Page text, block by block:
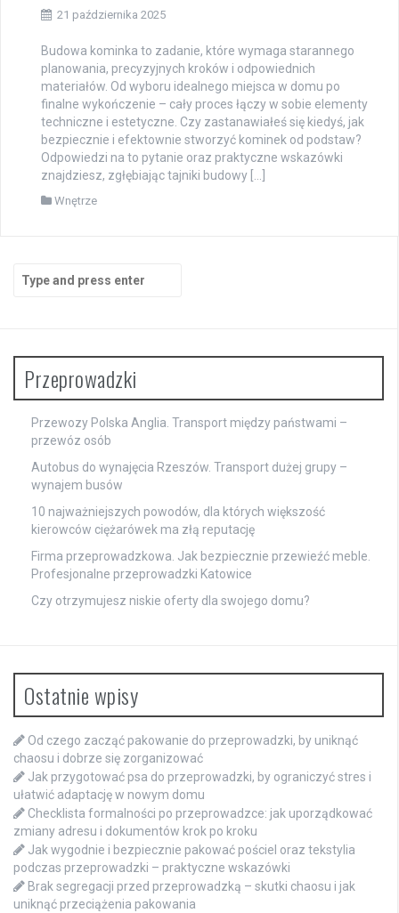
21 października 2025
Budowa kominka to zadanie, które wymaga starannego
planowania, precyzyjnych kroków i odpowiednich
materiałów. Od wyboru idealnego miejsca w domu po
finalne wykończenie – cały proces łączy w sobie elementy
techniczne i estetyczne. Czy zastanawiałeś się kiedyś, jak
bezpiecznie i efektownie stworzyć kominek od podstaw?
Odpowiedzi na to pytanie oraz praktyczne wskazówki
znajdziesz, zgłębiając tajniki budowy […]
Wnętrze
for:
Przeprowadzki
Przewozy Polska Anglia. Transport między państwami –
przewóz osób
Autobus do wynajęcia Rzeszów. Transport dużej grupy –
wynajem busów
10 najważniejszych powodów, dla których większość
kierowców ciężarówek ma złą reputację
Firma przeprowadzkowa. Jak bezpiecznie przewieźć meble.
Profesjonalne przeprowadzki Katowice
Czy otrzymujesz niskie oferty dla swojego domu?
Ostatnie wpisy
Od czego zacząć pakowanie do przeprowadzki, by uniknąć
chaosu i dobrze się zorganizować
Jak przygotować psa do przeprowadzki, by ograniczyć stres i
ułatwić adaptację w nowym domu
Checklista formalności po przeprowadzce: jak uporządkować
zmiany adresu i dokumentów krok po kroku
Jak wygodnie i bezpiecznie pakować pościel oraz tekstylia
podczas przeprowadzki – praktyczne wskazówki
Brak segregacji przed przeprowadzką – skutki chaosu i jak
uniknąć przeciążenia pakowania